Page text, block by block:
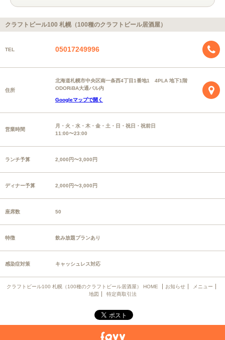
クラフトビール100 札幌（100種のクラフトビール居酒屋）
TEL 05017249996
住所
北海道札幌市中央区南一条西4丁目1番地1 4PLA 地下1階
ODORiBA大通バル内
Googleマップで開く
営業時間
月・火・水・木・金・土・日・祝日・祝前日
11:00〜23:00
ランチ予算 2,000円〜3,000円
ディナー予算 2,000円〜3,000円
座席数 50
特徴 飲み放題プランあり
感染症対策 キャッシュレス対応
クラフトビール100 札幌（100種のクラフトビール居酒屋） HOME お知らせ
メニュー
地図
特定商取引法